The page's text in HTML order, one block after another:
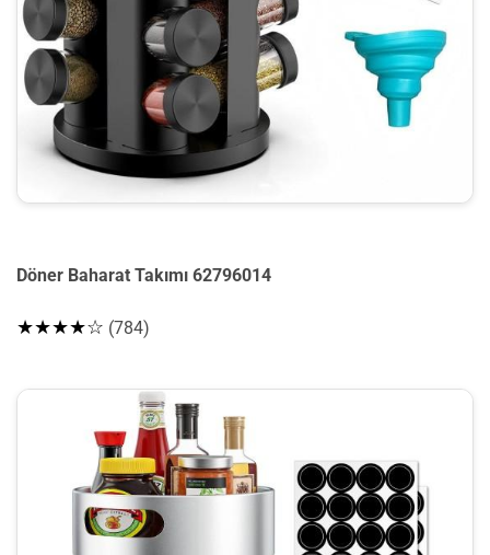
Döner Baharat Takımı 62796014
★★★★☆ (784)